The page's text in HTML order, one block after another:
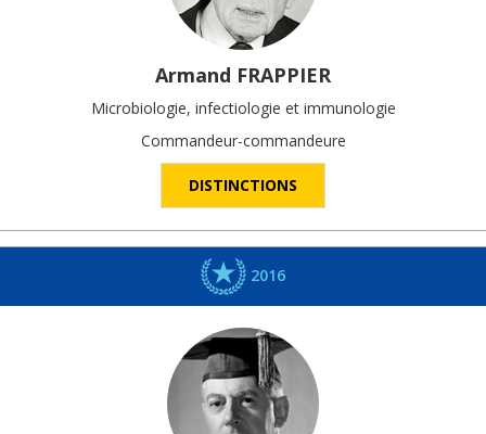
Armand FRAPPIER
Microbiologie, infectiologie et immunologie
Commandeur-commandeure
DISTINCTIONS
2016